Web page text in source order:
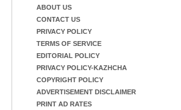
ABOUT US
CONTACT US
PRIVACY POLICY
TERMS OF SERVICE
EDITORIAL POLICY
PRIVACY POLICY-KAZHCHA
COPYRIGHT POLICY
ADVERTISEMENT DISCLAIMER
PRINT AD RATES